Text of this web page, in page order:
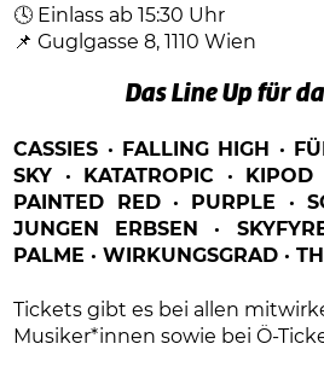
🕓 Einlass ab 15:30 Uhr
📌 Guglgasse 8, 1110 Wien
Das Line Up für
CASSIES · FALLING HIGH ·
SKY · KATATROPIC ·
PAINTED RED · PURPLE ·
JUNGEN ERBSEN ·
PALME · WIRKUNGSGRAD ·
Tickets gibt es bei allen
Musiker*innen sowie bei Ö-